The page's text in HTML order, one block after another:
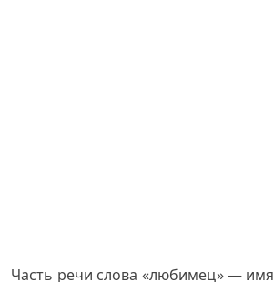
Часть речи слова «любимец» — имя